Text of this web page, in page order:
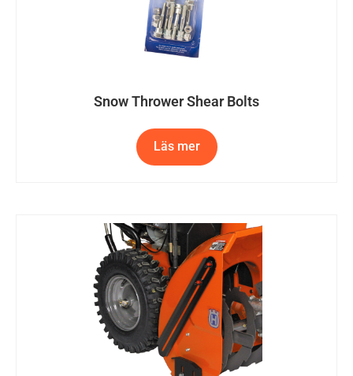
Snow Thrower Shear Bolts
Läs mer